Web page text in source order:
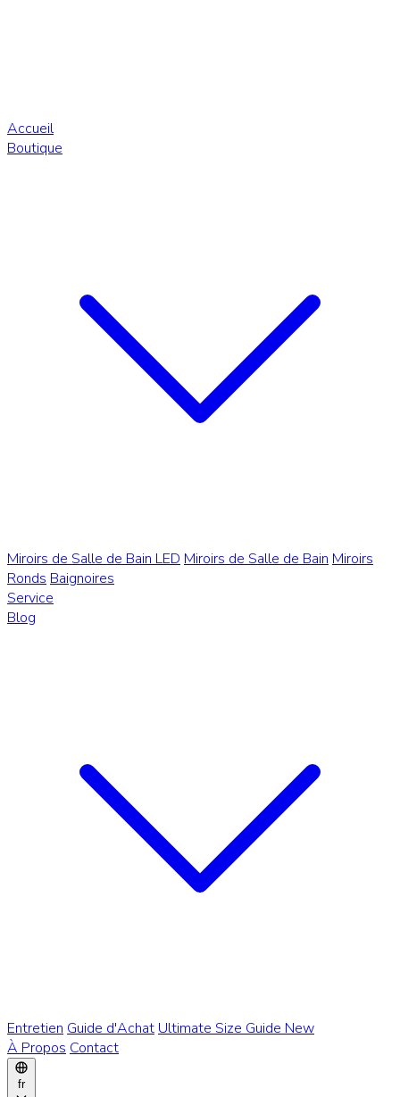
Accueil
Boutique
Miroirs de Salle de Bain LED Miroirs de Salle de Bain Miroirs
Ronds Baignoires
Service
Blog
Entretien Guide d'Achat Ultimate Size Guide New
À Propos Contact
fr